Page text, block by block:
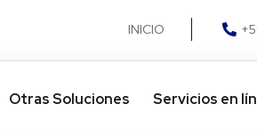
INICIO
Otras Soluciones​ Servicios en